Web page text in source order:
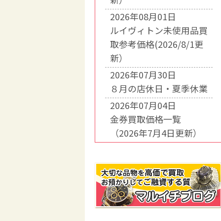
2026年08月01日
ルイヴィトン未使用品買
取参考価格(2026/8/1更
新）
2026年07月30日
８月の店休日・夏季休業
2026年07月04日
金券買取価格一覧
（2026年7月4日更新）